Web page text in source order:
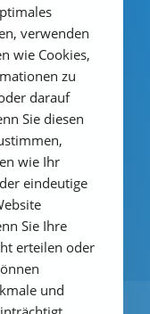
verwenden
wie Cookies,
zu
darauf
Sie diesen
wie Ihr
eindeutige
Sie Ihre
erteilen oder
und